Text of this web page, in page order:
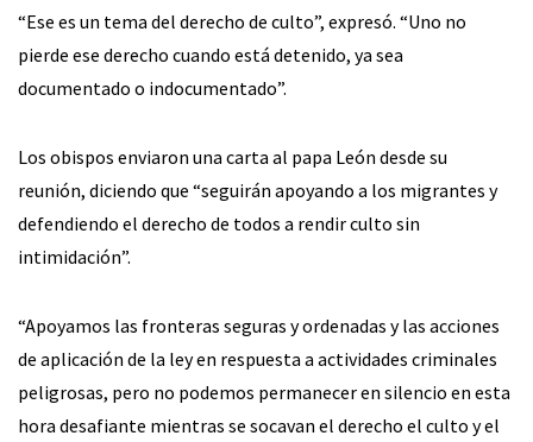
“Ese es un tema del derecho de culto”, expresó. “Uno no
pierde ese derecho cuando está detenido, ya sea
documentado o indocumentado”.
Los obispos enviaron una carta al papa León desde su
reunión, diciendo que “seguirán apoyando a los migrantes y
defendiendo el derecho de todos a rendir culto sin
intimidación”.
“Apoyamos las fronteras seguras y ordenadas y las acciones
de aplicación de la ley en respuesta a actividades criminales
peligrosas, pero no podemos permanecer en silencio en esta
hora desafiante mientras se socavan el derecho el culto y el